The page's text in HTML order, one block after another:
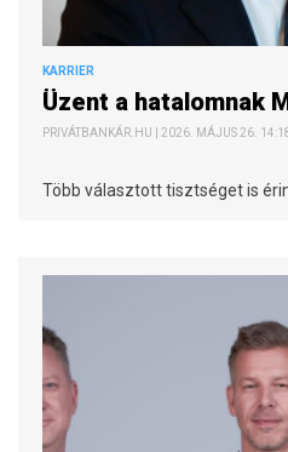
KARRIER
Üzent a hatalomnak
PRIVÁTBANKÁR.HU | 2026. MÁJUS 26.
Több választott tisztséget is